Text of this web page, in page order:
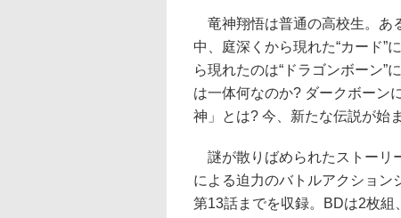
竜神翔悟は普通の高校生。あ
中、庭深くから現れた“カード”
ら現れたのは“ドラゴンボーン”
は一体何なのか? ダークボーン
神」とは? 今、新たな伝説が始
謎が散りばめられたストーリ
による迫力のバトルアクション
第13話までを収録。BDは2枚組